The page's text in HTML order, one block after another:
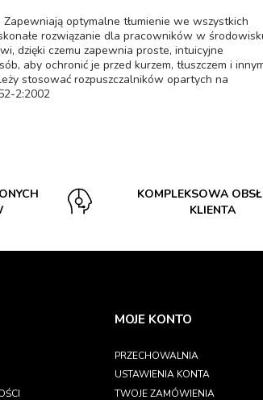
optymalne tłumienie we wszystkich
rozwiązanie dla pracowników w
dzięki czemu zapewnia proste, intuicyjne
aby ochronić je przed kurzem, tłuszczem i
stosować rozpuszczalników opartych na
2:2002
KOMPLEKSOWA
KLIENTA
MOJE KONTO
PRZECHOWALNIA
USTAWIENIA KONTA
TWOJE ZAMÓWIENIA